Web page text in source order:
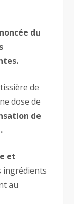
du
de
dose de
de
et
ingrédients
au